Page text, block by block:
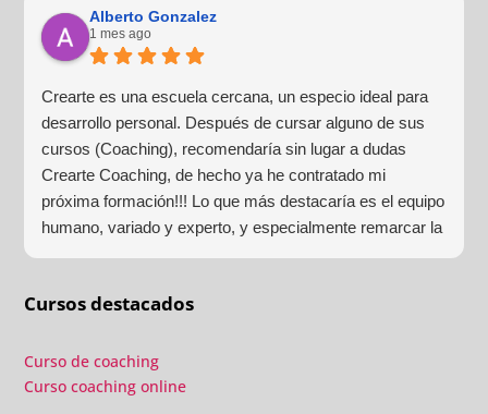
¡Para mí fue una excelente experiencia!
Alberto Gonzalez
1 mes ago
Crearte es una escuela cercana, un especio ideal para
desarrollo personal. Después de cursar alguno de sus
cursos (Coaching), recomendaría sin lugar a dudas
Crearte Coaching, de hecho ya he contratado mi
próxima formación!!! Lo que más destacaría es el equipo
humano, variado y experto, y especialmente remarcar la
añadido con multitud de formaciones, seminarios y
gran liderazgo de Beatriz Ricondo!!!
Cursos destacados
Curso de coaching
Curso coaching online